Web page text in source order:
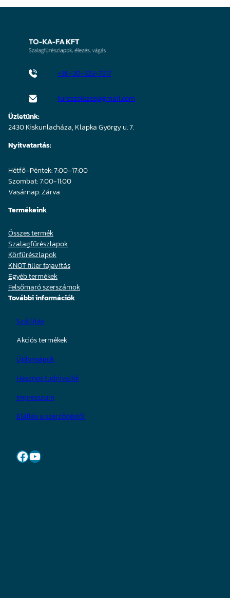
+36-30-323-7317
fureszelezes@gmail.com
Üzletünk:
2430 Kiskunlacháza, Klapka György u. 7.
Nyitvatartás:
Hétfő–Péntek: 7:00–17:00
Szombat: 7:00-11:00
Vasárnap: Zárva
Termékeink
Összes termék
Szalagfűrészlapok
Körfűrészlapok
KNOT filler fajavítás
Egyéb termékek
Felsőmaró szerszámok
További információk
Szállítás
Akciós termékek
Újdonságok
Hasznos tudnivalók
Impresszum
Elállás a szerződéstől
Facebook YouTube